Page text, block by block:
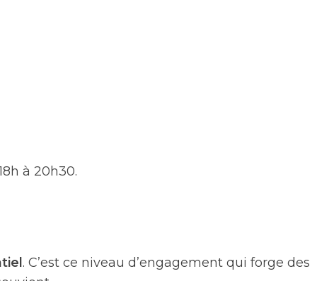
à 20h30.
. C’est ce niveau d’engagement qui forge des